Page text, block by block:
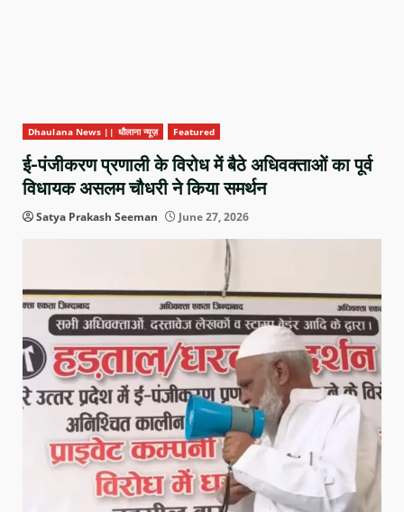
Dhaulana News || धौलाना न्यूज़ Featured
ई-पंजीकरण प्रणाली के विरोध में बैठे अधिवक्ताओं का पूर्व
विधायक असलम चौधरी ने किया समर्थन
Satya Prakash Seeman June 27, 2026